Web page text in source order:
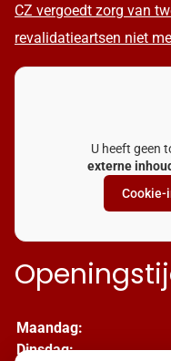
CZ vergoedt zorg van
revalidatieartsen niet
U heeft geen
externe
Cookie-
Maandag:
Dinsdag: